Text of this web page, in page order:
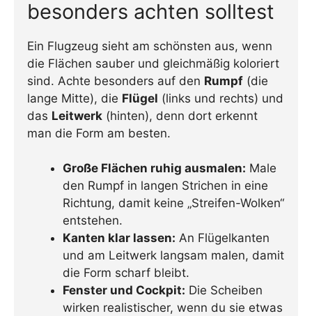
besonders achten solltest
Ein Flugzeug sieht am schönsten aus, wenn
die Flächen sauber und gleichmäßig koloriert
sind. Achte besonders auf den Rumpf (die
lange Mitte), die Flügel (links und rechts) und
das Leitwerk (hinten), denn dort erkennt
man die Form am besten.
Große Flächen ruhig ausmalen: Male
den Rumpf in langen Strichen in eine
Richtung, damit keine „Streifen-Wolken“
entstehen.
Kanten klar lassen: An Flügelkanten
und am Leitwerk langsam malen, damit
die Form scharf bleibt.
Fenster und Cockpit: Die Scheiben
wirken realistischer, wenn du sie etwas